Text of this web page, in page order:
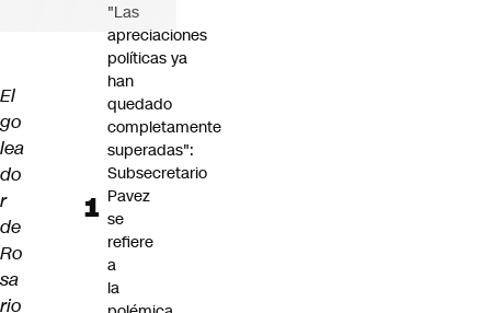
El
go
lea
do
r
de
Ro
sa
rio
"Las
apreciaciones
políticas ya
han
quedado
completamente
superadas":
Subsecretario
Pavez
se
refiere
a
la